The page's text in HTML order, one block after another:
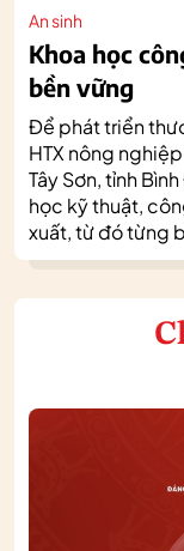
An sinh
Khoa học
bền vững
Để phát triển
HTX nông
Tây Sơn, tỉnh
học kỹ thuật,
xuất, từ đó từng